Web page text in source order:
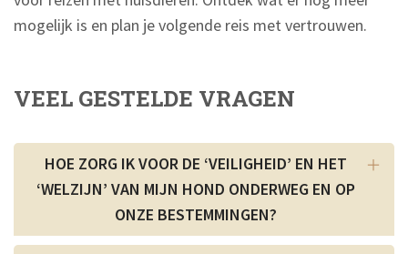
mogelijk is en plan je volgende reis met vertrouwen.
VEEL GESTELDE VRAGEN
HOE ZORG IK VOOR DE ‘VEILIGHEID’ EN HET
‘WELZIJN’ VAN MIJN HOND ONDERWEG EN OP
ONZE BESTEMMINGEN?